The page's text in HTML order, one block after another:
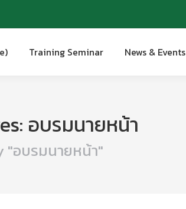
Training Seminar News & Events
อบรมนายหน้า
"อบรมนายหน้า"
Training Seminar News & Events